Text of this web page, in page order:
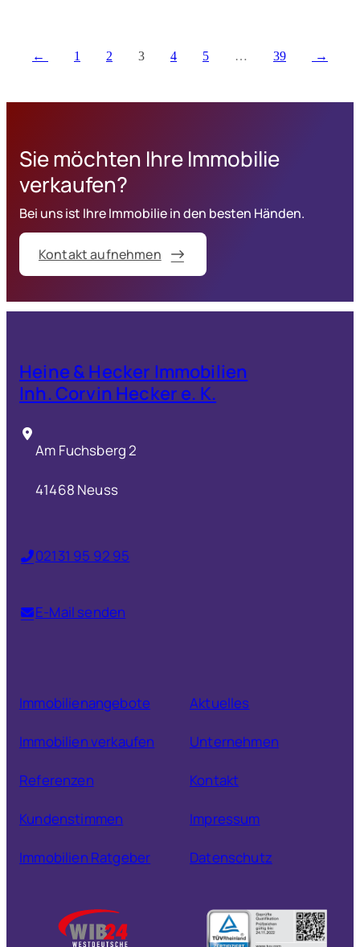
1 2 3 4 5 … 39
Sie möchten Ihre Immobilie
verkaufen?
Bei uns ist Ihre Immobilie in den besten Händen.
Kontakt aufnehmen
Heine & Hecker Immobilien
Inh. Corvin Hecker e. K.
Am Fuchsberg 2
41468 Neuss
02131 95 92 95
E-Mail senden
Immobilienangebote
Immobilien verkaufen
Referenzen
Kundenstimmen
Immobilien Ratgeber
Aktuelles
Unternehmen
Kontakt
Impressum
Datenschutz